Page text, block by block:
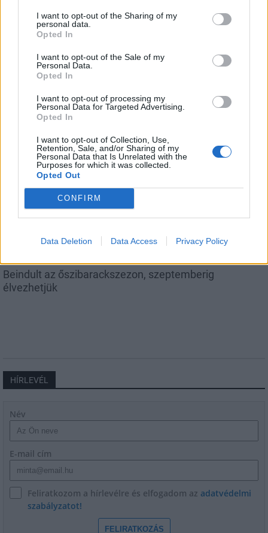
I want to opt-out of the Sharing of my
personal data.
Opted In
I want to opt-out of the Sale of my
Personal Data.
Opted In
I want to opt-out of processing my
Personal Data for Targeted Advertising.
Opted In
I want to opt-out of Collection, Use,
Retention, Sale, and/or Sharing of my
Personal Data that Is Unrelated with the
Purposes for which it was collected.
Opted Out
CONFIRM
Data Deletion Data Access Privacy Policy
Beindult az őszibarackszezon, szeptemberig
élvezhetjük
HÍRLEVÉL
Név
E-mail cím
Feliratkozom a hírlevélre és elfogadom az adatvédelmi
szabályzatot!
FELIRATKOZÁS